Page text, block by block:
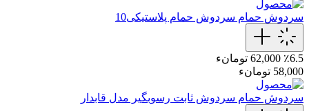
سردوش حمام سردوش حمام پلاستیکی10
٪6.5 62,000 تومانء
58,000 تومانء
سردوش حمام سردوش ثابت رسوبگیر مدل قابدار